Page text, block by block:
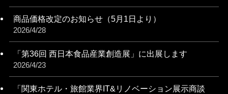
商品価格改定のお知らせ（5月1日より）
2026/4/28
「第36回 西日本食品産業創造展」に出展します
2026/4/23
「関東ホテル・旅館業界IT&リノベーション展⽰商談